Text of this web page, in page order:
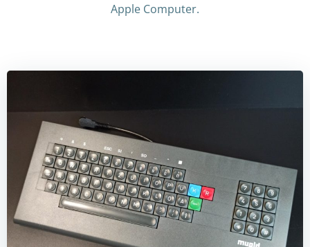
Apple Computer.